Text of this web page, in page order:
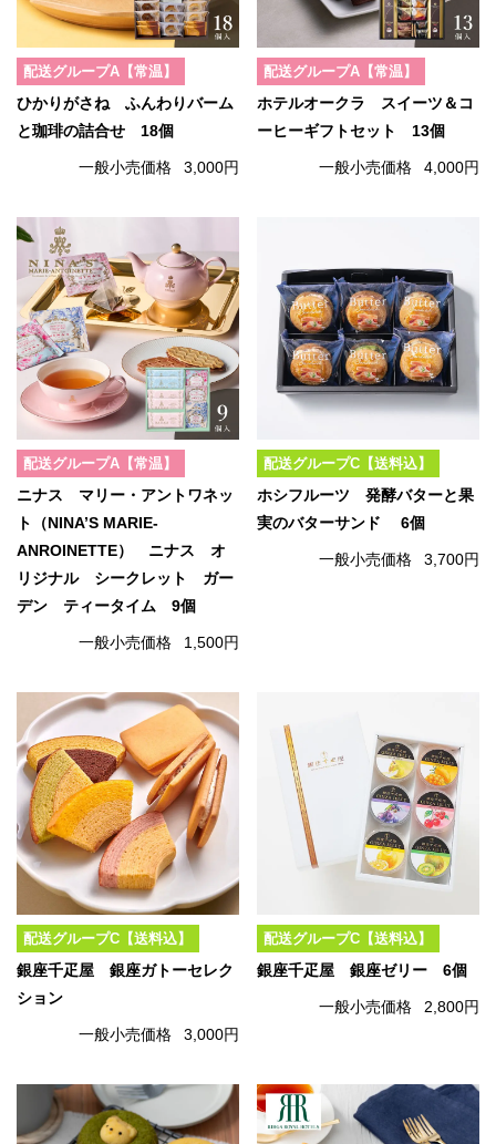
配送グループA【常温】
ひかりがさね ふんわりバーム
と珈琲の詰合せ 18個
一般小売価格 3,000円
配送グループA【常温】
ホテルオークラ スイーツ＆コ
ーヒーギフトセット 13個
一般小売価格 4,000円
配送グループA【常温】
ニナス マリー・アントワネッ
ト（NINA’S MARIE-
ANROINETTE） ニナス オ
リジナル シークレット ガー
デン ティータイム 9個
一般小売価格 1,500円
配送グループC【送料込】
ホシフルーツ 発酵バターと果
実のバターサンド 6個
一般小売価格 3,700円
配送グループC【送料込】
銀座千疋屋 銀座ガトーセレク
ション
一般小売価格 3,000円
配送グループC【送料込】
銀座千疋屋 銀座ゼリー 6個
一般小売価格 2,800円